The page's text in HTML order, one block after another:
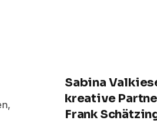
Sabina
kreative
Frank